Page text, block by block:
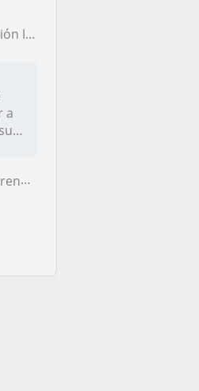
y de enseñar.
a
Hoy...